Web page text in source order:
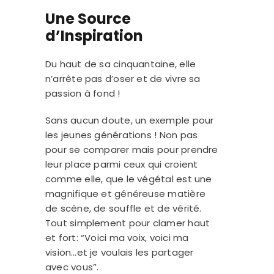
Une Source
d’Inspiration
Du haut de sa cinquantaine, elle
n’arrête pas d’oser et de vivre sa
passion à fond !
Sans aucun doute, un exemple pour
les jeunes générations ! Non pas
pour se comparer mais pour prendre
leur place parmi ceux qui croient
comme elle, que le végétal est une
magnifique et généreuse matière
de scène, de souffle et de vérité.
Tout simplement pour clamer haut
et fort: “Voici ma voix, voici ma
vision…et je voulais les partager
avec vous”.